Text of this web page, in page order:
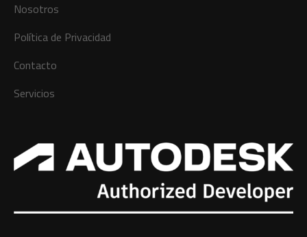
Nosotros
Política de Privacidad
Contacto
Servicios